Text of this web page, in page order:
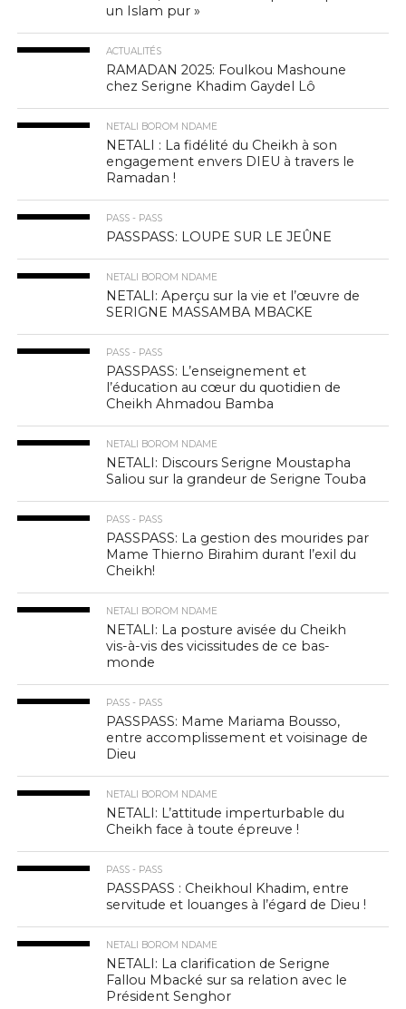
un Islam pur »
ACTUALITÉS
RAMADAN 2025: Foulkou Mashoune
chez Serigne Khadim Gaydel Lô
NETALI BOROM NDAME
NETALI : La fidélité du Cheikh à son
engagement envers DIEU à travers le
Ramadan !
PASS - PASS
PASSPASS: LOUPE SUR LE JEÛNE
NETALI BOROM NDAME
NETALI: Aperçu sur la vie et l’œuvre de
SERIGNE MASSAMBA MBACKE
PASS - PASS
PASSPASS: L’enseignement et
l’éducation au cœur du quotidien de
Cheikh Ahmadou Bamba
NETALI BOROM NDAME
NETALI: Discours Serigne Moustapha
Saliou sur la grandeur de Serigne Touba
PASS - PASS
PASSPASS: La gestion des mourides par
Mame Thierno Birahim durant l’exil du
Cheikh!
NETALI BOROM NDAME
NETALI: La posture avisée du Cheikh
vis-à-vis des vicissitudes de ce bas-
monde
PASS - PASS
PASSPASS: Mame Mariama Bousso,
entre accomplissement et voisinage de
Dieu
NETALI BOROM NDAME
NETALI: L’attitude imperturbable du
Cheikh face à toute épreuve !
PASS - PASS
PASSPASS : Cheikhoul Khadim, entre
servitude et louanges à l’égard de Dieu !
NETALI BOROM NDAME
NETALI: La clarification de Serigne
Fallou Mbacké sur sa relation avec le
Président Senghor